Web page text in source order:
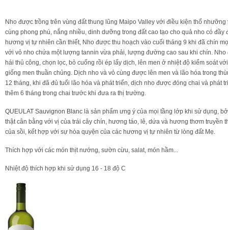
Nho được trồng trên vùng đất thung lũng Maipo Valley với điều kiện thổ nhưỡng
cùng phong phú, nắng nhiều, dinh dưỡng trong đất cao tạo cho quả nho có đầy
hương vị tự nhiên cần thiết, Nho được thu hoạch vào cuối tháng 9 khi đã chín
với vỏ nho chứa một lượng tannin vừa phải, lượng đường cao sau khi chín. Nho
hái thủ công, chọn lọc, bỏ cuống rồi ép lấy dịch, lên men ở nhiệt độ kiểm soát
giống men thuần chủng. Dịch nho và vỏ cùng được lên men và lão hóa trong
12 tháng, khi đã đủ tuổi lão hóa và phát triển, dịch nho được đóng chai và phát
thêm 6 tháng trong chai trước khi đưa ra thị trường.
QUEULAT Sauvignon Blanc là sản phẩm ưng ý của mọi tầng lớp khi sử dụng,
thật cân bằng với vị của trái cây chín, hương táo, lê, dứa và hương thơm truyền
của sồi, kết hợp với sự hòa quyện của các hương vị tự nhiên từ lòng đất Mẹ.
Thích hợp với các món thịt nướng, sườn cừu, salat, món hầm...
Nhiệt độ thích hợp khi sử dụng 16 - 18 độ C